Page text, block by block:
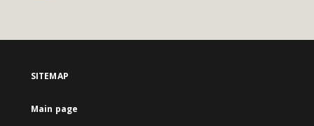
SITEMAP
Main page